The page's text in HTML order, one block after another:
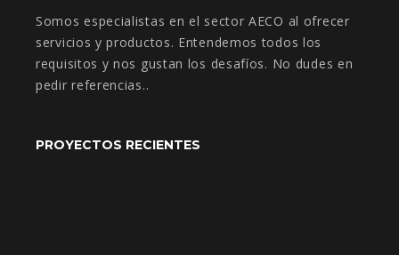
Somos especialistas en el sector AECO al ofrecer
servicios y productos. Entendemos todos los
requisitos y nos gustan los desafíos. No dudes en
pedir referencias..
PROYECTOS RECIENTES